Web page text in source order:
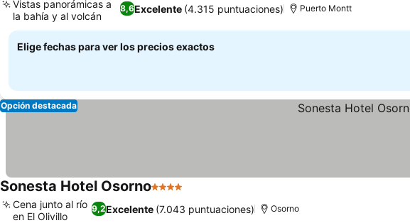
8,6Excelente (4.315 puntuaciones)
Vistas panorámicas a
la bahía y al volcán
Puerto Montt
Elige fechas para ver los precios exactos
Opción destacada
Sonesta Hotel Osorno4 Estrellas
9,2Excelente (7.043 puntuaciones)
Cena junto al río
en El Olivillo
Osorno